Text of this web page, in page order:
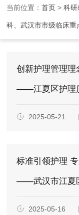
当前位置：首页 >科
科、武汉市市级临床重
创新护理管理理
——江夏区护理质控中心举办
2025-05-21
标准引领护理
——武汉市江夏区护理
2025-05-16